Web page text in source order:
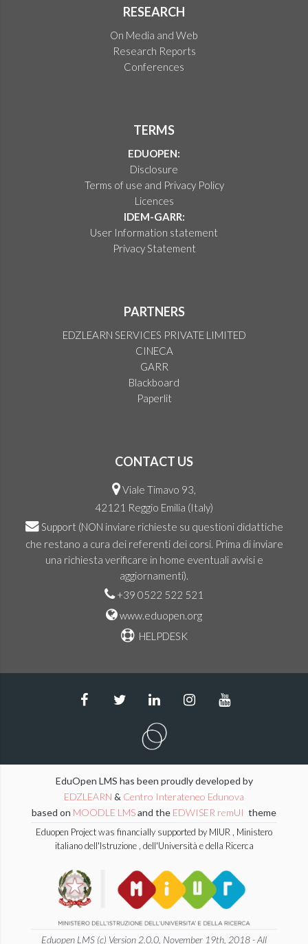
RESEARCH
On Media and Web
Research Reports
Conferences
TERMS
EDUOPEN:
Disclosure
Terms of use and Privacy Policy
Licences
IDEM-GARR:
User Information statement
Privacy Statement
PARTNERS
EDZLEARN SERVICES PRIVATE LIMITED
CINECA
GARR
Blackboard
Paperlit
CONTACT US
Viale Timavo 93,
42121 Reggio Emilia (Italy)
Support (NON inviare richieste su questioni didattiche
che restano a cura dei referenti dei corsi. Prima di inviare
una richiesta verificare in home eventuali avvisi e
aggiornamenti).
+39 0522 522 521
www.eduopen.org
HELPDESK
EduOpen LMS has been proudly developed by
EDZLEARN & Centro Interateneo Edunova
based on MOODLE LMSand the EDWISER remUI theme
Eduopen Project was financially supported by MIUR , Ministero
italiano dell'Istruzione , dell'Università e della Ricerca
Eduopen LMS (c) Version 2.0.0, November 19th, 2018 - All